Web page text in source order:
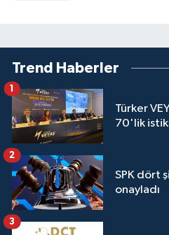
Trend Haberler
Türker
70'lik
1
SPK dört
onayladı
2
3